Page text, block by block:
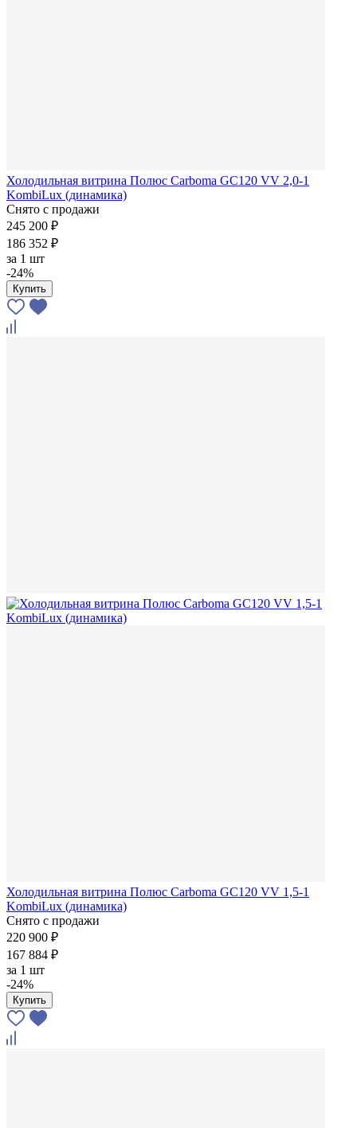
Холодильная витрина Полюс Carboma GC120 VV 2,0-1
KombiLux (динамика)
Снято с продажи
245 200 ₽
186 352 ₽
за 1 шт
-24%
Купить
Холодильная витрина Полюс Carboma GC120 VV 1,5-1
KombiLux (динамика)
Снято с продажи
220 900 ₽
167 884 ₽
за 1 шт
-24%
Купить